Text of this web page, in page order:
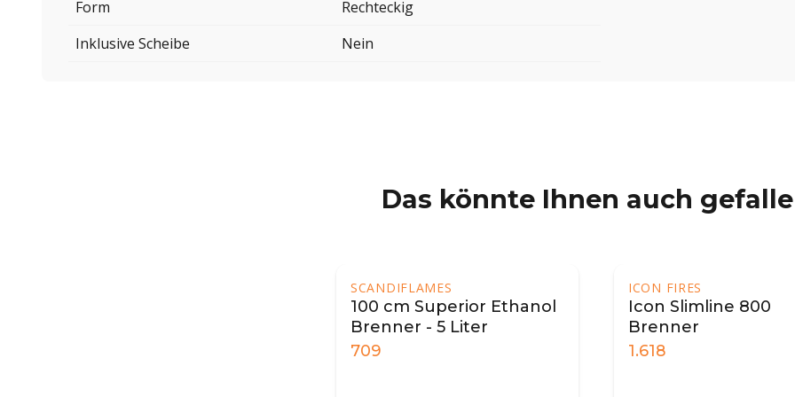
Form
Rechteckig
Inklusive Scheibe
Nein
Das könnte Ihnen auch
SCANDIFLAMES
100 cm Superior Ethanol
Brenner - 5 Liter
709
ICON FIRES
Icon Slimline 800
Brenner
1.618